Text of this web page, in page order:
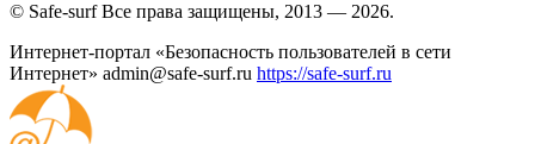
© Safe-surf Все права защищены, 2013 — 2026.
Интернет-портал «Безопасность пользователей в сети
Интернет» admin@safe-surf.ru https://safe-surf.ru